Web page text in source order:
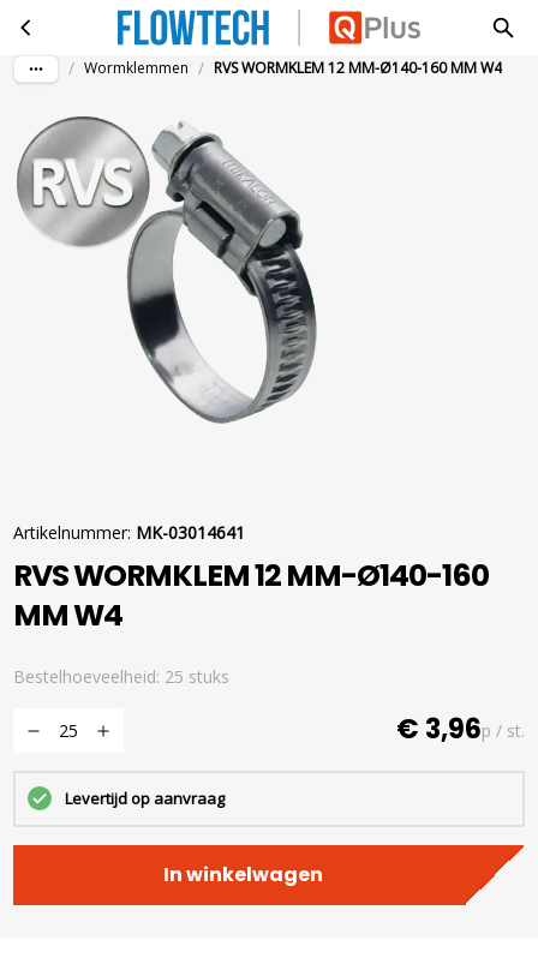
Ga naar hoofdinhoud
RVS WORMKLEM 12 MM-Ø140-160 MM W4
/ Wormklemmen / RVS WORMKLEM 12 MM-Ø140-160 MM W4
Artikelnummer: MK-03014641
RVS WORMKLEM 12 MM-Ø140-160
MM W4
Bestelhoeveelheid: 25 stuks
€ 3,96p / st.
Levertijd op aanvraag
In winkelwagen